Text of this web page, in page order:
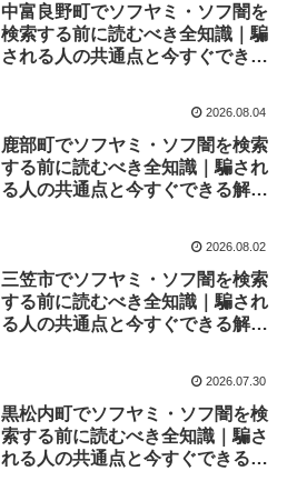
中富良野町でソフヤミ・ソフ闇を
検索する前に読むべき全知識｜騙
される人の共通点と今すぐできる
2026.08.04
鹿部町でソフヤミ・ソフ闇を検索
する前に読むべき全知識｜騙され
る人の共通点と今すぐできる解決
2026.08.02
三笠市でソフヤミ・ソフ闇を検索
する前に読むべき全知識｜騙され
る人の共通点と今すぐできる解決
2026.07.30
黒松内町でソフヤミ・ソフ闇を検
索する前に読むべき全知識｜騙さ
れる人の共通点と今すぐできる解